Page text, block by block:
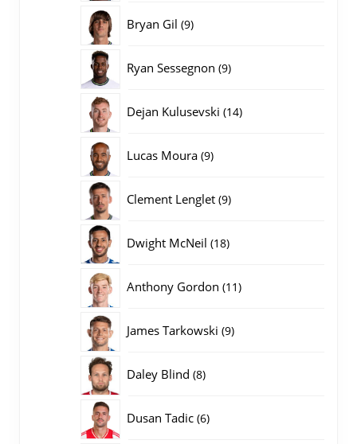
Bryan Gil 99
Ryan Sessegnon 99
Dejan Kulusevski 1414
Lucas Moura 99
Clement Lenglet 99
Dwight McNeil 1818
Anthony Gordon 1111
James Tarkowski 99
Daley Blind 88
Dusan Tadic 66